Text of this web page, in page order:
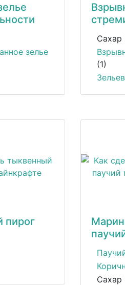
зелье
Сахар
(1)
пирог
Сахар